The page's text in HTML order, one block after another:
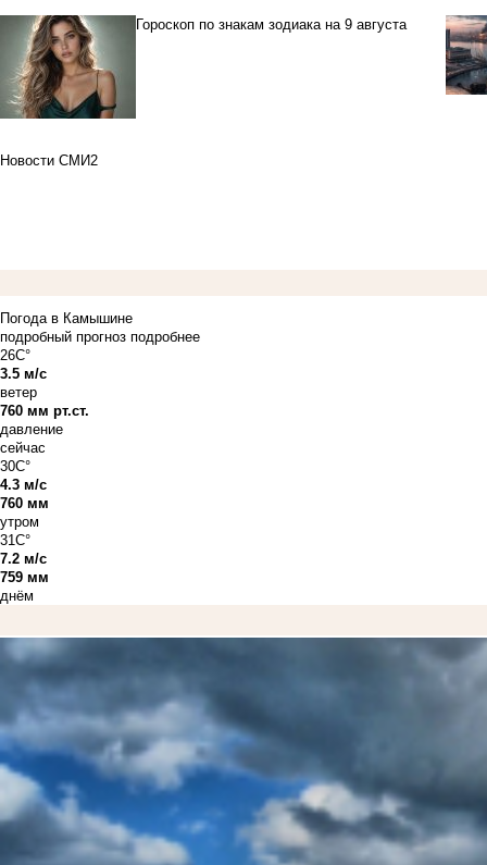
Гороскоп по знакам зодиака на 9 августа
Новости СМИ2
Погода в Камышине
подробный прогноз подробнее
26C°
3.5 м/с
ветер
760 мм рт.ст.
давление
сейчас
30C°
4.3 м/с
760 мм
утром
31C°
7.2 м/с
759 мм
днём